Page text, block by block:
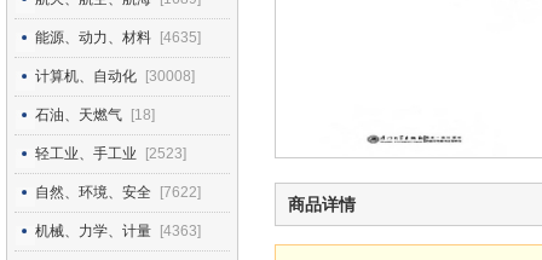
能源、动力、材料 [4635]
计算机、自动化 [30008]
石油、天燃气 [18]
轻工业、手工业 [2523]
自然、环境、安全 [7622]
机械、力学、计量 [4363]
商品详情